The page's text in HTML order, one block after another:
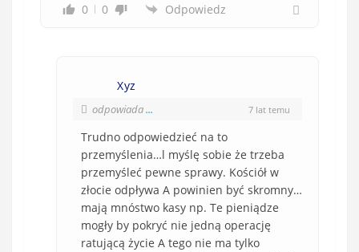
0 0 Odpowiedz
Xyz
odpowiada... 7 lat temu
Trudno odpowiedzieć na to
przemyślenia…l myślę sobie że trzeba
przemyśleć pewne sprawy. Kościół w
złocie odpływa A powinien być skromny…
mają mnóstwo kasy np. Te pieniądze
mogły by pokryć nie jedną operację
ratującą życie A tego nie ma tylko